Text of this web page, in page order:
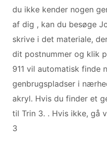
du ikke kender nogen
af ​​dig , kan du besøge
skrive i det materiale,
dit postnummer og klik
911 vil automatisk finde
genbrugspladser i
akryl. Hvis du finder et
til Trin 3. . Hvis ikke, gå
3